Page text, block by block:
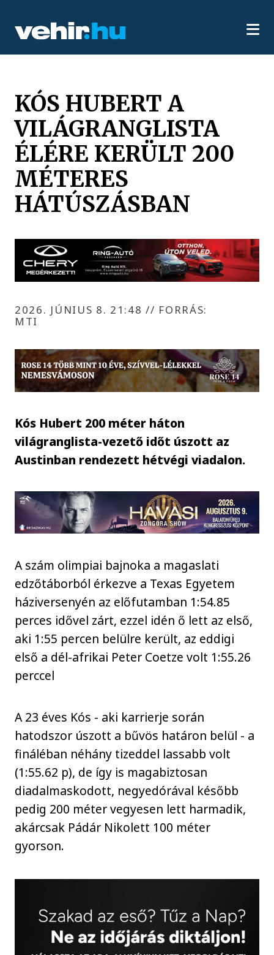
KÓS HUBERT A
VILÁGRANGLISTA
ÉLÉRE KERÜLT 200
MÉTERES
HÁTÚSZÁSBAN
2026. JÚNIUS 8. 21:48// FORRÁS:
MTI
Kós Hubert 200 méter háton
világranglista-vezető időt úszott az
Austinban rendezett hétvégi viadalon.
A szám olimpiai bajnoka a magaslati
edzőtáborból érkezve a Texas Egyetem
háziversenyén az előfutamban 1:54.85
perces idővel zárt, ezzel idén ő lett az első,
aki 1:55 percen belülre került, az eddigi
első a dél-afrikai Peter Coetze volt 1:55.26
perccel
A 23 éves Kós - aki karrierje során
hatodszor úszott a bűvös határon belül - a
fináléban néhány tizeddel lassabb volt
(1:55.62 p), de így is magabiztosan
diadalmaskodott, negyedórával később
pedig 200 méter vegyesen lett harmadik,
akárcsak Pádár Nikolett 100 méter
gyorson.